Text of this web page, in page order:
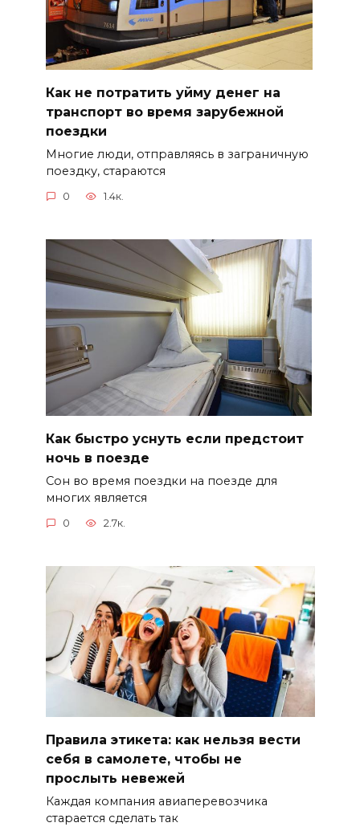
Как не потратить уйму денег на
транспорт во время зарубежной
поездки
Многие люди, отправляясь в заграничную
поездку, стараются
0 1.4к.
Как быстро уснуть если предстоит
ночь в поезде
Сон во время поездки на поезде для
многих является
0 2.7к.
Правила этикета: как нельзя вести
себя в самолете, чтобы не
прослыть невежей
Каждая компания авиаперевозчика
старается сделать так